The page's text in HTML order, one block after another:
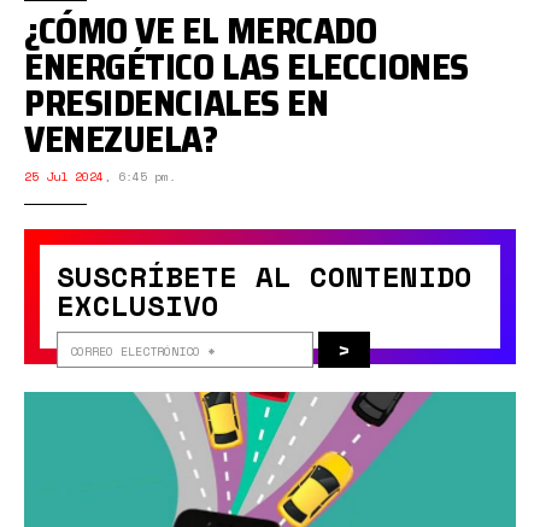
SUSCRÍBETE AL CONTENIDO
EXCLUSIVO
>
¿CÓMO VE EL MERCADO
ENERGÉTICO LAS ELECCIONES
PRESIDENCIALES EN
VENEZUELA?
25 Jul 2024 , 6:45 pm.